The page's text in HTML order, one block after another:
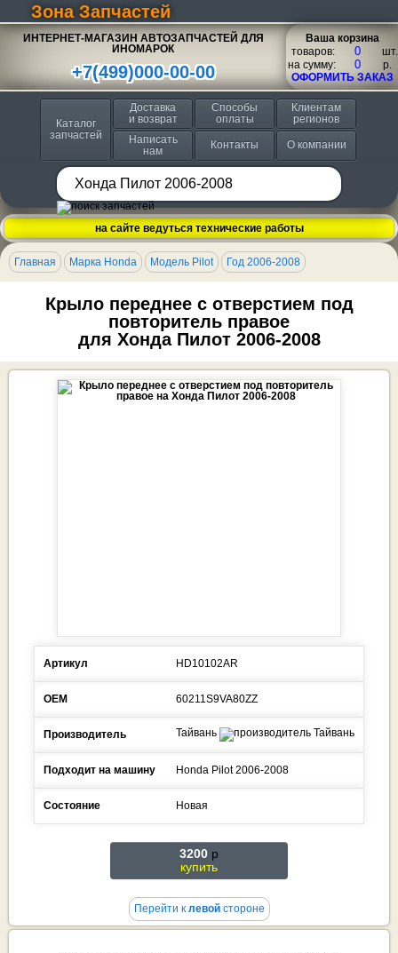
Зона Запчастей
ИНТЕРНЕТ-МАГАЗИН АВТОЗАПЧАСТЕЙ ДЛЯ
ИНОМАРОК
+7(499)000-00-00
Ваша корзина
товаров:
шт.
на сумму:
p.
ОФОРМИТЬ ЗАКАЗ
Каталог
запчастей
Доставка
и возврат
Способы
оплаты
Клиентам
регионов
Написать
нам
Контакты О компании
на сайте ведуться технические работы
Главная Марка Honda Модель Pilot Год 2006-2008
Крыло переднее с отверстием под
повторитель правое
для Хонда Пилот 2006-2008
Артикул HD10102AR
ОЕМ 60211S9VA80ZZ
Производитель Тайвань
Подходит на машину Honda Pilot 2006-2008
Состояние Новая
3200 p
купить
Перейти к левойстороне